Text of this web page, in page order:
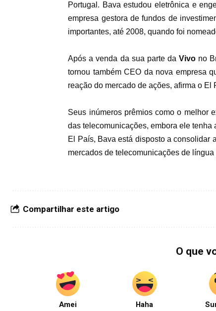
Portugal. Bava estudou eletrônica e
empresa gestora de fundos de
importantes, até 2008, quando foi
Após a venda da sua parte da Vivono
tornou também CEO da nova empresa
reação do mercado de ações, afirma o El
Seus inúmeros prêmios como o melhor
das telecomunicações, embora ele
El País, Bava está disposto a consolidar
mercados de telecomunicações de
Compartilhar este artigo
O que
Amei Haha